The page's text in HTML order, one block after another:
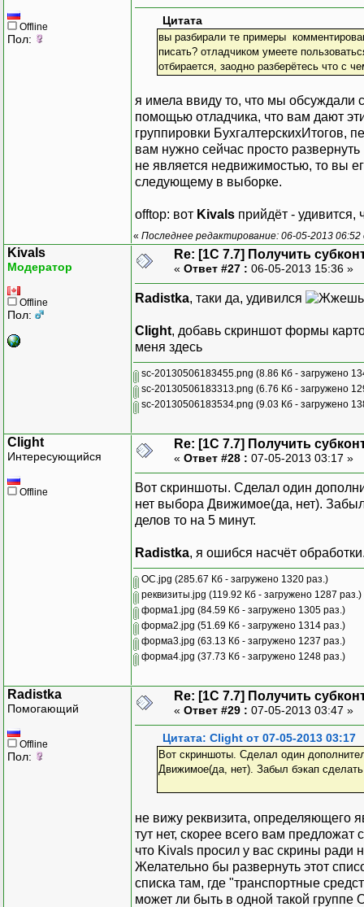
Offline
Пол:
Цитата
вы разбирали те примеры
писать? отладчиком умеете
отбирается, заодно разберётесь что с
я имела ввиду то, что мы обсуждали
помощью отладчика, что вам дают
группировки БухгалтерскихИтогов,
вам нужно сейчас просто
не является недвижимостью, то вы
следующему в выборке.
offtop: вот Kivals прийдёт -
« Последнее редактирование: 06-05-2013
Kivals
Модератор
Offline
Пол:
Re: [1C 7.7] Получить
« Ответ #27 : 06-05-2013 15:36 »
Radistka, таки да, удивился
Clight, добавь скриншот формы
меня здесь
sc-20130506183455.png (8.86 Кб - загружено
sc-20130506183313.png (6.76 Кб - загружено
sc-20130506183534.png (9.03 Кб - загружено
Clight
Интересующийся
Offline
Re: [1C 7.7] Получить
« Ответ #28 : 07-05-2013 03:17 »
Вот скриншоты. Сделал один
нет выбора Движимое(да, нет).
делов то на 5 минут.
Radistka, я ошибся насчёт
ОС.jpg (285.67 Кб - загружено 1320 раз.)
реквизиты.jpg (119.92 Кб - загружено 1287 раз.)
форма1.jpg (84.59 Кб - загружено 1305 раз.)
форма2.jpg (51.69 Кб - загружено 1314 раз.)
форма3.jpg (63.13 Кб - загружено 1237 раз.)
форма4.jpg (37.73 Кб - загружено 1248 раз.)
Radistka
Помогающий
Offline
Пол:
Re: [1C 7.7] Получить
« Ответ #29 : 07-05-2013 03:47 »
Цитата: Clight от 07-05-2013 03:17
Вот скриншоты. Сделал один
Движимое(да, нет). Забыл бэкап
не вижу реквизита, определяющего
тут нет, скорее всего вам
что Kivals просил у вас скрины ради
Желательно бы развернуть этот
списка там, где "транспортные
может ли быть в одной такой